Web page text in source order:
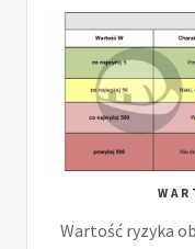
Wartość ryzyka